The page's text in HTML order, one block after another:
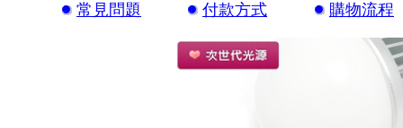
常見問題 付款方式 購物流程